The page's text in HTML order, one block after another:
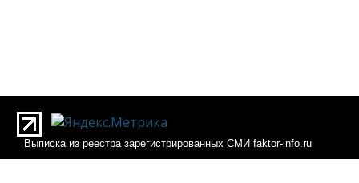
Выписка из реестра зарегистрированных СМИ faktor-info.ru